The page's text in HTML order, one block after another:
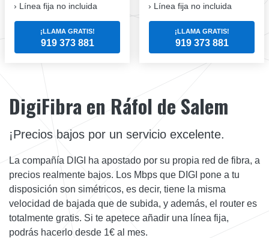
Línea fija no incluida
¡LLAMA GRATIS!
919 373 881
Línea fija no incluida
¡LLAMA GRATIS!
919 373 881
DigiFibra en Ráfol de Salem
¡Precios bajos por un servicio excelente.
La compañía DIGI ha apostado por su propia red de fibra, a
precios realmente bajos. Los Mbps que DIGI pone a tu
disposición son simétricos, es decir, tiene la misma
velocidad de bajada que de subida, y además, el router es
totalmente gratis. Si te apetece añadir una línea fija,
podrás hacerlo desde 1€ al mes.